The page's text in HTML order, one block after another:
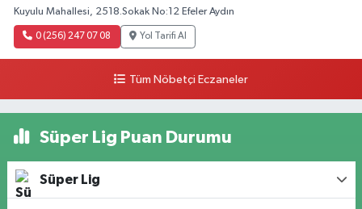
Kuyulu Mahallesi, 2518.Sokak No:12 Efeler Aydın
0 (256) 247 07 08 Yol Tarifi Al
Tüm Nöbetçi Eczaneler
Süper Lig Puan Durumu
Süper Lig